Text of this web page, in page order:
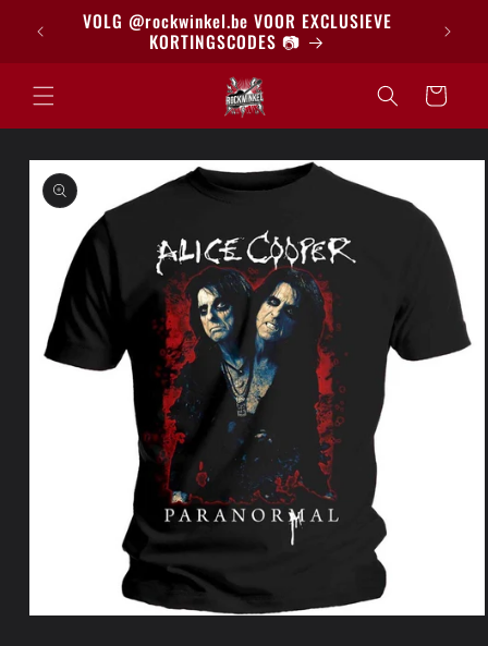
naar deVOLG @rockwinkel.be VOOR EXCLUSIEVE
KORTINGSCODES 📷
Winkelwagen
direct naar